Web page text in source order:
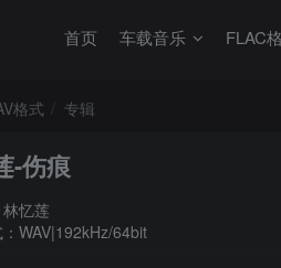
首页 车载音乐 FLAC
格式 专辑
-伤痕
忆莲
WAV|192kHz/64bit